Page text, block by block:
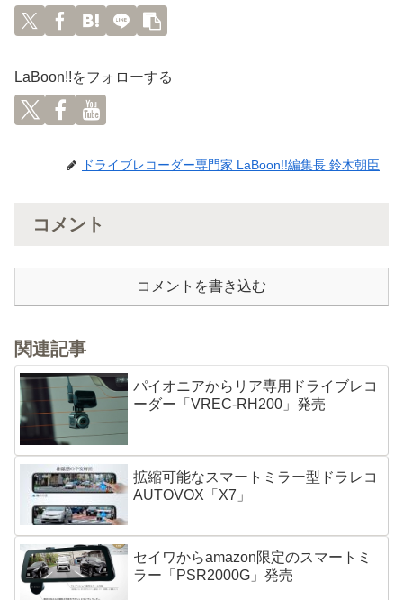
LaBoon!!をフォローする
ドライブレコーダー専門家 LaBoon!!編集長 鈴木朝臣
コメント
コメントを書き込む
関連記事
パイオニアからリア専用ドライブレコ
ーダー「VREC-RH200」発売
拡縮可能なスマートミラー型ドラレコ
AUTOVOX「X7」
セイワからamazon限定のスマートミ
ラー「PSR2000G」発売